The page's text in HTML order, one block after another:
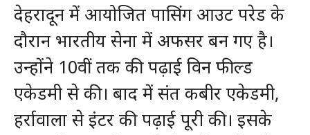
देहरादून में आयोजित पासिंग आउट परेड के
दौरान भारतीय सेना में अफसर बन ग‌ए है।
उन्होंने 10वीं तक की पढ़ाई विन फील्ड
एकेडमी से की। बाद में संत कबीर एकेडमी,
हर्रावाला से इंटर की पढ़ाई पूरी की। इसके